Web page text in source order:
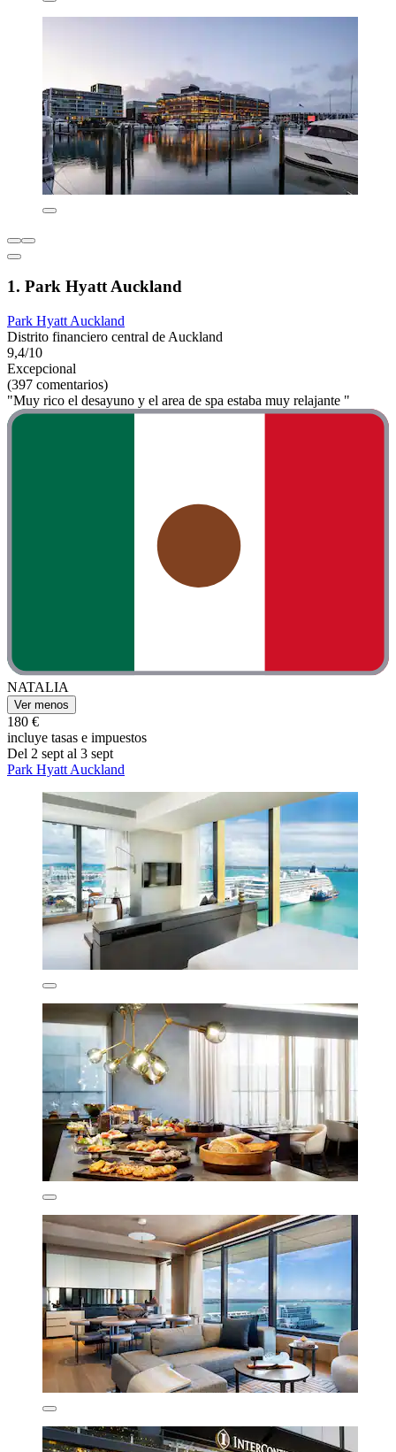
1. Park Hyatt Auckland
Park Hyatt Auckland
Distrito financiero central de Auckland
9,4/10
Excepcional
(397 comentarios)
"Muy rico el desayuno y el area de spa estaba muy relajante "
NATALIA
Ver menos
180 €
incluye tasas e impuestos
Del 2 sept al 3 sept
Park Hyatt Auckland